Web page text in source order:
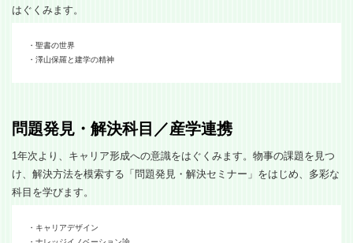
はぐくみます。
・聖書の世界
・澤山保羅と建学の精神
問題発見・解決科目／産学連携
1年次より、キャリア形成への意識をはぐくみます。物事の課題を見つ
け、解決方法を模索する「問題発見・解決セミナー」をはじめ、多彩な
科目を学びます。
・キャリアデザイン